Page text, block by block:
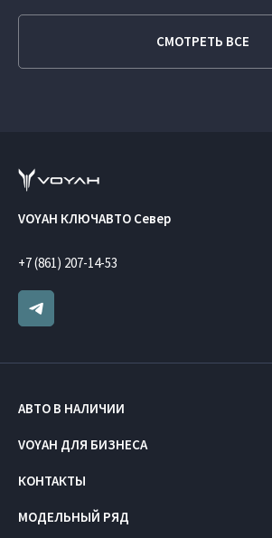
СМОТРЕТЬ ВСЕ
VOYAH КЛЮЧАВТО Север
+7 (861) 207-14-53
АВТО В НАЛИЧИИ
VOYAH ДЛЯ БИЗНЕСА
КОНТАКТЫ
МОДЕЛЬНЫЙ РЯД